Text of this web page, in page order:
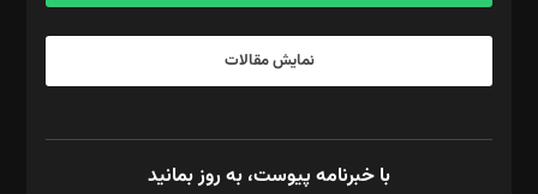
نمایش مقالات
با خبرنامه پیوست، به روز بمانید